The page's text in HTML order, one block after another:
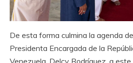
De esta forma culmina la agenda
Presidenta Encargada de la